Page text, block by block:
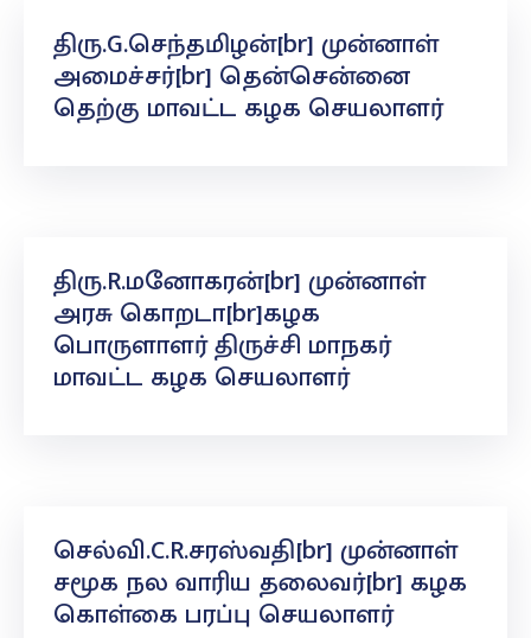
திரு.G.செந்தமிழன்[br] முன்னாள்
அமைச்சர்[br] தென்சென்னை
தெற்கு மாவட்ட கழக செயலாளர்
திரு.R.மனோகரன்[br] முன்னாள்
அரசு கொறடா[br]கழக
பொருளாளர் திருச்சி மாநகர்
மாவட்ட கழக செயலாளர்
செல்வி.C.R.சரஸ்வதி[br] முன்னாள்
சமூக நல வாரிய தலைவர்[br] கழக
கொள்கை பரப்பு செயலாளர்